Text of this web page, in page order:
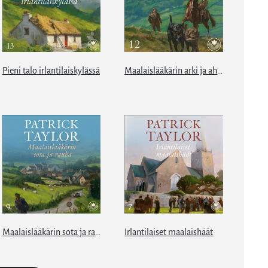
Pieni talo irlantilaiskylässä Maalaislääkärin arki ja aherrus
Maalaislääkärin sota ja rauha Irlantilaiset maalaishäät